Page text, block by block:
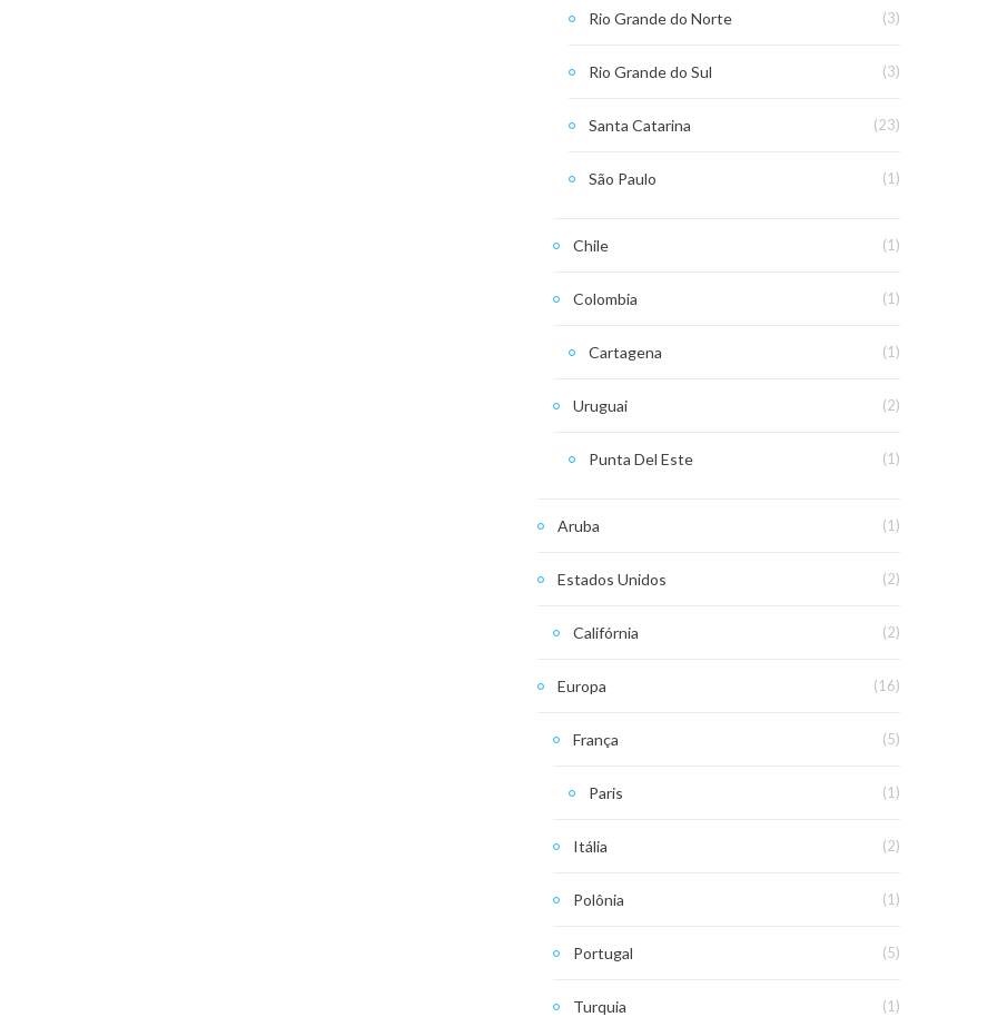
Rio Grande do Norte (3)
Rio Grande do Sul (3)
Santa Catarina (23)
São Paulo (1)
Chile (1)
Colombia (1)
Cartagena (1)
Uruguai (2)
Punta Del Este (1)
Aruba (1)
Estados Unidos (2)
Califórnia (2)
Europa (16)
França (5)
Paris (1)
Itália (2)
Polônia (1)
Portugal (5)
Turquia (1)